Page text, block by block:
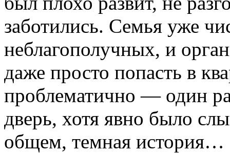
заботились. Семья уже
неблагополучных, и
даже просто попасть в
проблематично — один
дверь, хотя явно было
общем, темная история…